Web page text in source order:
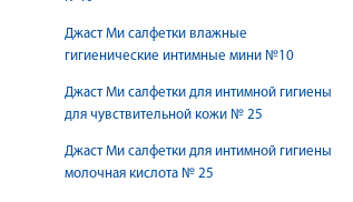
Джаст Ми салфетки влажные
гигиенические интимные мини №10
Джаст Ми салфетки для интимной гигиены
для чувствительной кожи № 25
Джаст Ми салфетки для интимной гигиены
молочная кислота № 25